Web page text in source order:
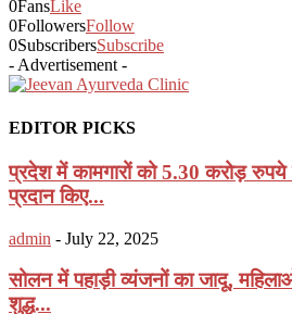
0FansLike
0FollowersFollow
0SubscribersSubscribe
- Advertisement -
EDITOR PICKS
प्रदेश में कामगारों को 5.30 करोड़
प्रदान किए...
admin - July 22, 2025
सोलन में पहाड़ी व्यंजनों का जादू,
शुद्ध...